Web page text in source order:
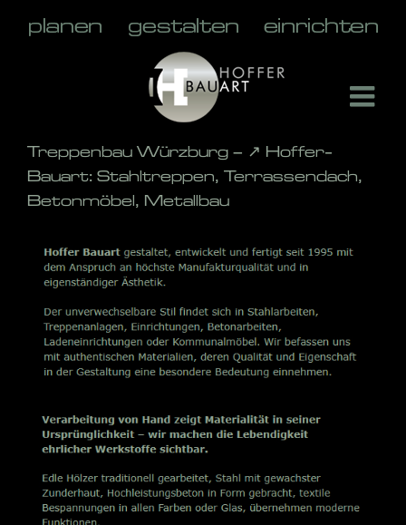
Treppenbau Würzburg – ↗️ Hoffer-
Bauart: Stahltreppen, Terrassendach,
Betonmöbel, Metallbau